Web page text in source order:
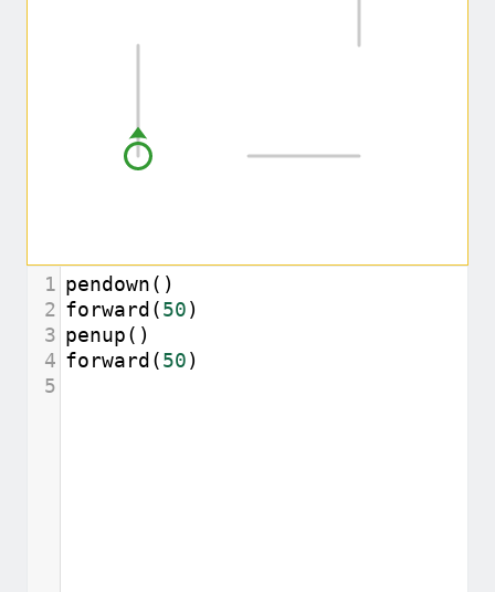
1 pendown()
2 forward (50)
3 penup()
4 forward (50)
5